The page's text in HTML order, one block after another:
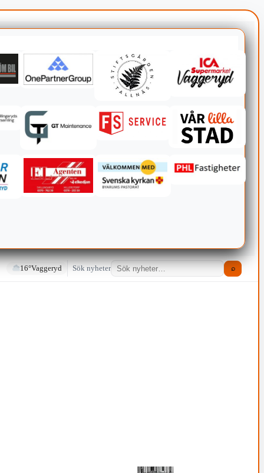
16°Vaggeryd Sök nyheter ⌕